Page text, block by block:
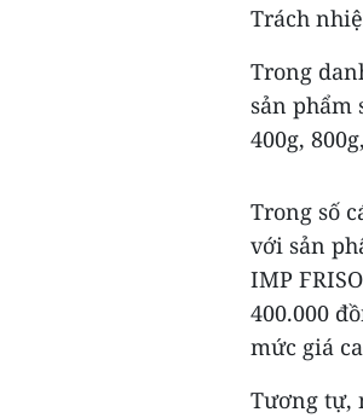
Trách
Trong
sản phẩm
400g,
Trong số
với sản
IMP
400.000
mức giá
Tương tự,